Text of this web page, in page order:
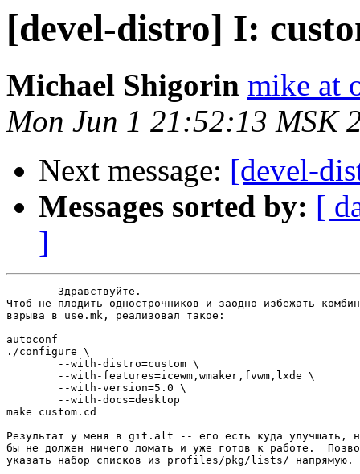
[devel-distro] I:
Michael Shigorin mike at
Mon Jun 1 21:52:13 MSK
Next message: [devel-
Messages sorted by: [
]
Чтоб не плодить однострочников и заодно избежать
взрыва в use.mk, реализовал такое:
autoconf
./configure \
make custom.cd
Результат у меня в git.alt -- его есть куда улучшать,
бы не должен ничего ломать и уже готов к работе.
указать набор списков из profiles/pkg/lists/ напрямую.